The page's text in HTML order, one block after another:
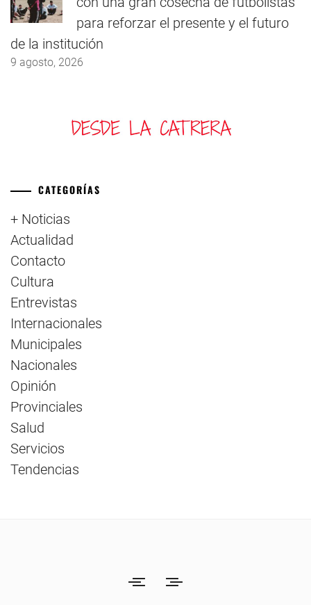
para reforzar el presente y el futuro
de la institución
9 agosto, 2026
CATEGORÍAS
+ Noticias
Actualidad
Contacto
Cultura
Entrevistas
Internacionales
Municipales
Nacionales
Opinión
Provinciales
Salud
Servicios
Tendencias